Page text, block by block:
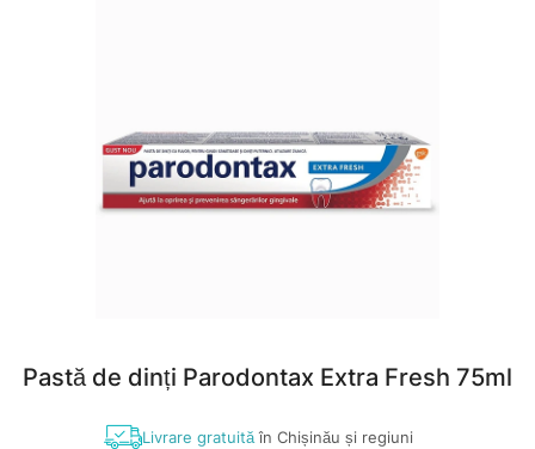
Pastă de dinți Parodontax Extra Fresh 75ml
Livrare gratuităîn Chișinău și regiuni